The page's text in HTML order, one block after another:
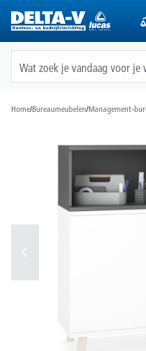
Home/Bureaumeubelen/Management-